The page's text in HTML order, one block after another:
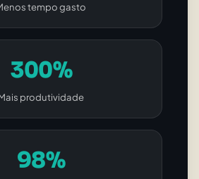
tempo gasto
300%
produtividade
98%